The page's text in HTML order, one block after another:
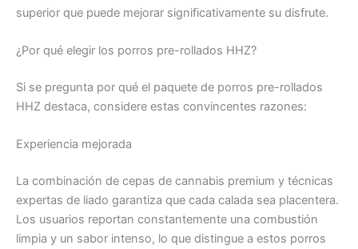
superior que puede mejorar significativamente su disfrute.
¿Por qué elegir los porros pre-rollados HHZ?
Si se pregunta por qué el paquete de porros pre-rollados
HHZ destaca, considere estas convincentes razones:
Experiencia mejorada
La combinación de cepas de cannabis premium y técnicas
expertas de liado garantiza que cada calada sea placentera.
Los usuarios reportan constantemente una combustión
limpia y un sabor intenso, lo que distingue a estos porros